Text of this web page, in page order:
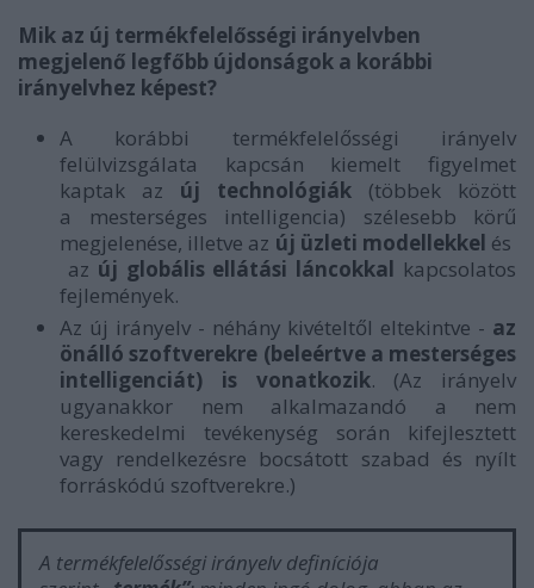
Mik az új termékfelelősségi irányelvben
megjelenő legfőbb újdonságok a korábbi
irányelvhez képest?
A korábbi termékfelelősségi irányelv
felülvizsgálata kapcsán kiemelt figyelmet
kaptak az új technológiák (többek között
a mesterséges intelligencia) szélesebb körű
megjelenése, illetve az új üzleti modellekkel és
az új globális ellátási láncokkal kapcsolatos
fejlemények.
Az új irányelv - néhány kivételtől eltekintve - az
önálló szoftverekre (beleértve a mesterséges
intelligenciát) is vonatkozik. (Az irányelv
ugyanakkor nem alkalmazandó a nem
kereskedelmi tevékenység során kifejlesztett
vagy rendelkezésre bocsátott szabad és nyílt
forráskódú szoftverekre.)
A termékfelelősségi irányelv definíciója